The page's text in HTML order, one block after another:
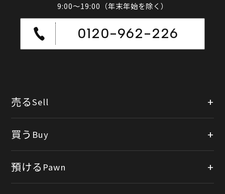
9:00～19:00（年末年始を除く）
0120-962-226
売るSell
店頭買取
宅配買取
買う Buy
公式オンラインショップ
預ける Pawn